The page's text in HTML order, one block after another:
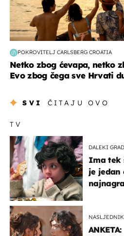
POKROVITELJ CARLSBERG CROATIA
Netko zbog ćevapa, netko
Evo zbog čega sve Hrvati
SVI ČITAJU OVO
TV
DALEKI GRAD
Ima tek
je jedan
NASLJEDNIK